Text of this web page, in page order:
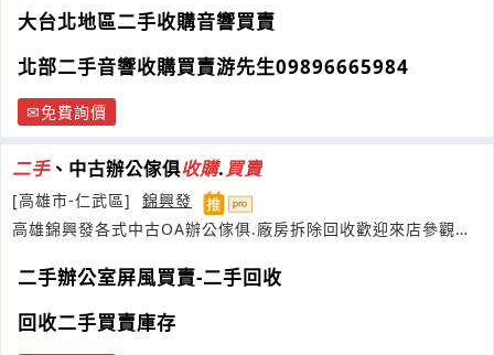
大台北地區二手收購音響買賣
北部二手音響收購買賣游先生09896665984
免費詢價
二手、中古辦公傢俱收購.買賣
[高雄市-仁武區]
錦興發
高雄錦興發各式中古OA辦公傢俱.廠房拆除回收歡迎來店參觀選
二手辦公室屏風買賣-二手回收
回收二手買賣庫存